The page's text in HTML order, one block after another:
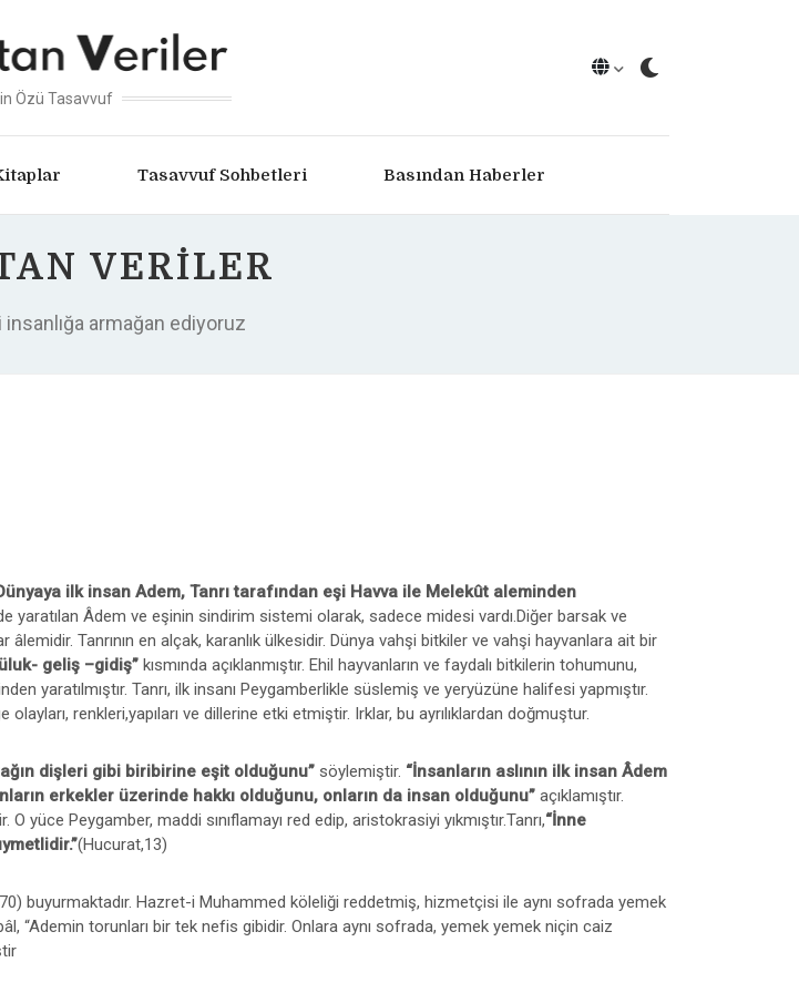
Özü Tasavvuf
Tasavvuf Sohbetleri Basından Haberler
VERILER
insanlığa armağan ediyoruz
ilk insan Adem, Tanrı tarafından eşi Havva ile Melekût aleminden
yaratılan Âdem ve eşinin sindirim sistemi olarak, sadece midesi vardı.Diğer barsak ve
Tanrının en alçak, karanlık ülkesidir. Dünya vahşi bitkiler ve vahşi hayvanlara ait bir
geliş –gidiş” kısmında açıklanmıştır. Ehil hayvanların ve faydalı bitkilerin tohumunu,
yaratılmıştır. Tanrı, ilk insanı Peygamberlikle süslemiş ve yeryüzüne halifesi yapmıştır.
renkleri,yapıları ve dillerine etki etmiştir. Irklar, bu ayrılıklardan doğmuştur.
dişleri gibi biribirine eşit olduğunu” söylemiştir. “İnsanların aslının ilk insan Âdem
erkekler üzerinde hakkı olduğunu, onların da insan olduğunu” açıklamıştır.
yüce Peygamber, maddi sınıflamayı red edip, aristokrasiyi yıkmıştır.Tanrı,“İnne
(Hucurat,13)
buyurmaktadır. Hazret-i Muhammed köleliği reddetmiş, hizmetçisi ile aynı sofrada yemek
“Ademin torunları bir tek nefis gibidir. Onlara aynı sofrada, yemek yemek niçin caiz